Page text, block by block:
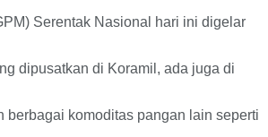
Serentak Nasional hari ini digelar
dipusatkan di Koramil, ada juga di
berbagai komoditas pangan lain seperti